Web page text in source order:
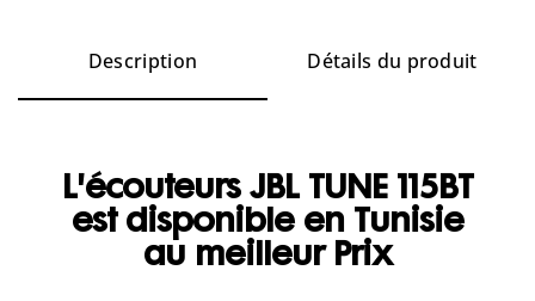
Description Détails du produit
L'écouteurs JBL TUNE 115BT
est disponible en Tunisie
au meilleur Prix